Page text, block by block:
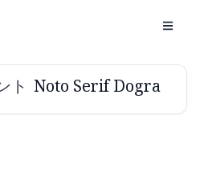
ト Noto Serif Dogra